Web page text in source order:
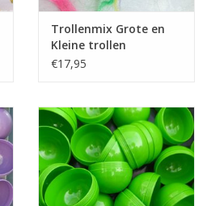
Trollenmix Grote en
Kleine trollen
€17,95